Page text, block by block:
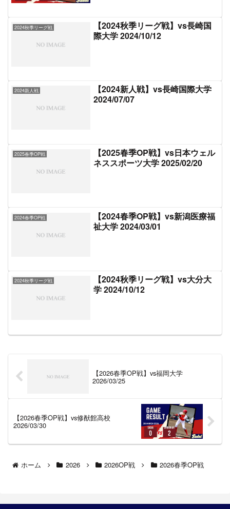
2024秋季リーグ戦
【2024秋季リーグ戦】vs長崎国
際大学 2024/10/12
2024新人戦
【2024新人戦】vs長崎国際大学
2024/07/07
2025春季OP戦
【2025春季OP戦】vs日本ウェル
ネススポーツ大学 2025/02/20
2024春季OP戦
【2024春季OP戦】vs新潟医療福
祉大学 2024/03/01
2024秋季リーグ戦
【2024秋季リーグ戦】vs大分大
学 2024/10/12
【2026春季OP戦】vs福岡大学
2026/03/25
【2026春季OP戦】vs修猷館高校
2026/03/30
ホーム 2026 2026OP戦 2026春季OP戦